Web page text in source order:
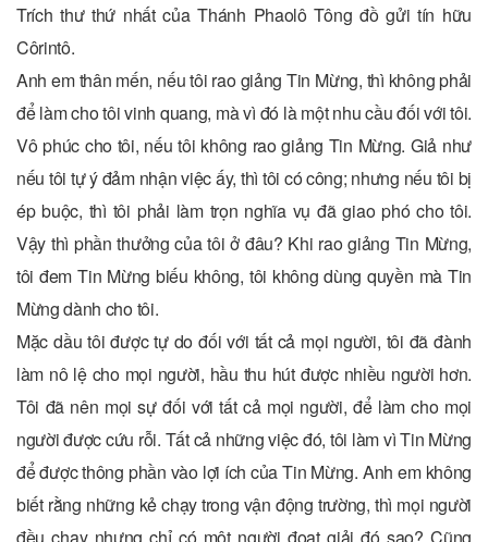
Trích thư thứ nhất của Thánh Phaolô Tông đồ gửi tín hữu
Côrintô.
Anh em thân mến, nếu tôi rao giảng Tin Mừng, thì không phải
để làm cho tôi vinh quang, mà vì đó là một nhu cầu đối với tôi.
Vô phúc cho tôi, nếu tôi không rao giảng Tin Mừng. Giả như
nếu tôi tự ý đảm nhận việc ấy, thì tôi có công; nhưng nếu tôi bị
ép buộc, thì tôi phải làm trọn nghĩa vụ đã giao phó cho tôi.
Vậy thì phần thưởng của tôi ở đâu? Khi rao giảng Tin Mừng,
tôi đem Tin Mừng biếu không, tôi không dùng quyền mà Tin
Mừng dành cho tôi.
Mặc dầu tôi được tự do đối với tất cả mọi người, tôi đã đành
làm nô lệ cho mọi người, hầu thu hút được nhiều người hơn.
Tôi đã nên mọi sự đối với tất cả mọi người, để làm cho mọi
người được cứu rỗi. Tất cả những việc đó, tôi làm vì Tin Mừng
để được thông phần vào lợi ích của Tin Mừng. Anh em không
biết rằng những kẻ chạy trong vận động trường, thì mọi người
đều chạy nhưng chỉ có một người đoạt giải đó sao? Cũng